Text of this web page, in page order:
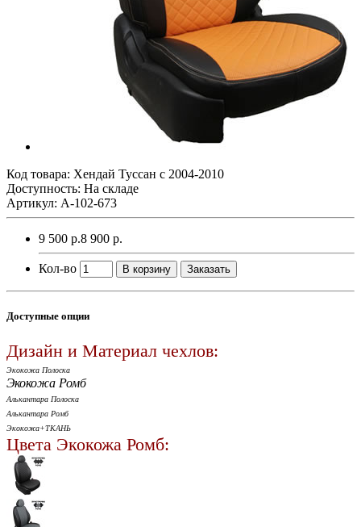
Код товара: Хендай Туссан с 2004-2010
Доступность: На складе
Артикул: A-102-673
9 500 р.8 900 р.
Кол-во В корзину Заказать
Доступные опции
Дизайн и Материал чехлов:
Экокожа Полоска
Экокожа Ромб
Алькантара Полоска
Алькантара Ромб
Экокожа+ТКАНЬ
Цвета Экокожа Ромб: